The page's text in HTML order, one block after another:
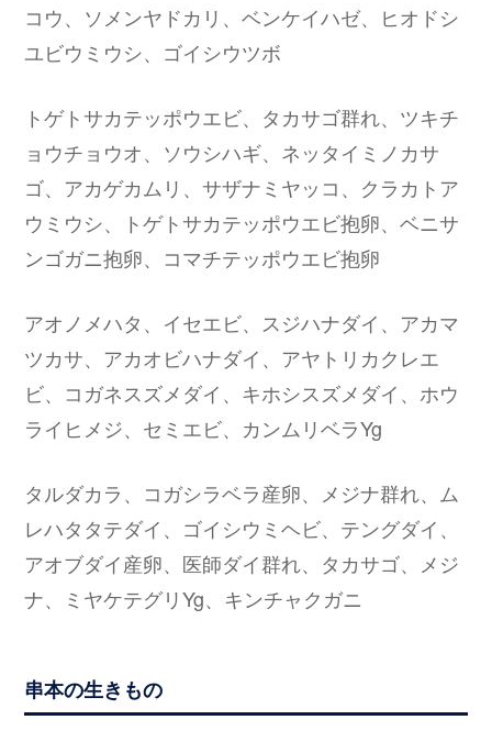
コウ、ソメンヤドカリ、ベンケイハゼ、ヒオドシ
ユビウミウシ、ゴイシウツボ
トゲトサカテッポウエビ、タカサゴ群れ、ツキチ
ョウチョウオ、ソウシハギ、ネッタイミノカサ
ゴ、アカゲカムリ、サザナミヤッコ、クラカトア
ウミウシ、トゲトサカテッポウエビ抱卵、ベニサ
ンゴガニ抱卵、コマチテッポウエビ抱卵
アオノメハタ、イセエビ、スジハナダイ、アカマ
ツカサ、アカオビハナダイ、アヤトリカクレエ
ビ、コガネスズメダイ、キホシスズメダイ、ホウ
ライヒメジ、セミエビ、カンムリベラYg
タルダカラ、コガシラベラ産卵、メジナ群れ、ム
レハタタテダイ、ゴイシウミヘビ、テングダイ、
アオブダイ産卵、医師ダイ群れ、タカサゴ、メジ
ナ、ミヤケテグリYg、キンチャクガニ
串本の生きもの